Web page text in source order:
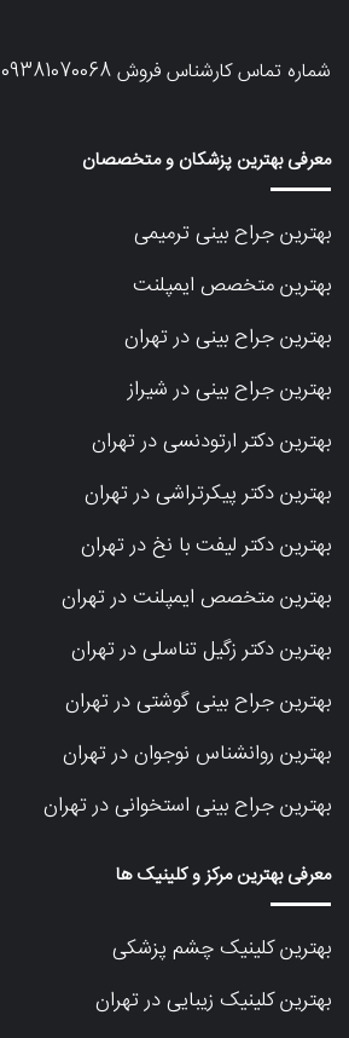
شماره تماس کارشناس فروش09381070068
معرفی بهترین پزشکان و متخصصان
بهترین جراح بینی ترمیمی
بهترین متخصص ایمپلنت
بهترین جراح بینی در تهران
بهترین جراح بینی در شیراز
بهترین دکتر ارتودنسی در تهران
بهترین دکتر پیکرتراشی در تهران
بهترین دکتر لیفت با نخ در تهران
بهترین متخصص ایمپلنت در تهران
بهترین دکتر زگیل تناسلی در تهران
بهترین جراح بینی گوشتی در تهران
بهترین روانشناس نوجوان در تهران
بهترین جراح بینی استخوانی در تهران
معرفی بهترین مرکز و کلینیک ها
بهترین کلینیک چشم پزشکی
بهترین کلینیک زیبایی در تهران